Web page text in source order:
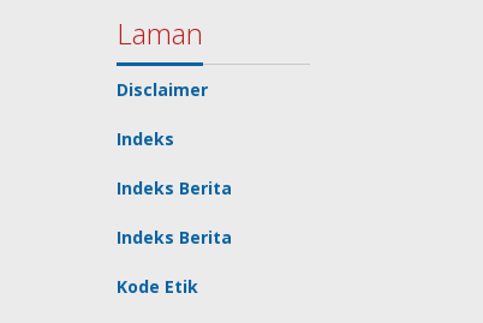
Laman
Disclaimer
Indeks
Indeks Berita
Indeks Berita
Kode Etik